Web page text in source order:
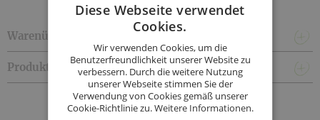
Warenübergabe & Lieferkonditionen
Produktinformationen
Facebook
TwitterMessenger
WhatsApp
LinkedIn
XING
Diese Webseite verwendet
Cookies.
Wir verwenden Cookies, um die
Benutzerfreundlichkeit unserer Website zu
verbessern. Durch die weitere Nutzung
unserer Webseite stimmen Sie der
Verwendung von Cookies gemäß unserer
Cookie-Richtlinie zu.Weitere Informationen.